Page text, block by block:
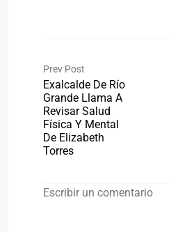
Prev Post
Exalcalde De Río
Grande Llama A
Revisar Salud
Física Y Mental
De Elizabeth
Torres
Escribir un comentario